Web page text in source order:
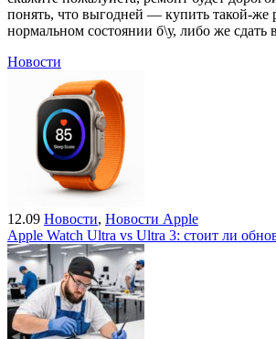
понять, что выгодней — купить такой-же
нормальном состоянии б\у, либо же сдать
Новости
12.09 Новости, Новости Apple
Apple Watch Ultra vs Ultra 3: стоит ли